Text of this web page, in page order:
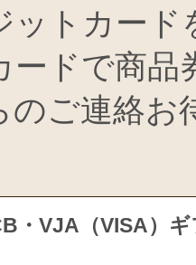
ットカー
ードで商品
のご連絡
・VJA（VISA）